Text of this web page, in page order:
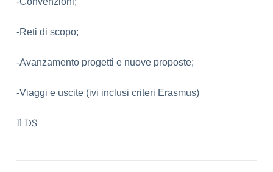
-Reti di scopo;
-Avanzamento progetti e nuove proposte;
-Viaggi e uscite (ivi inclusi criteri Erasmus)
Il DS